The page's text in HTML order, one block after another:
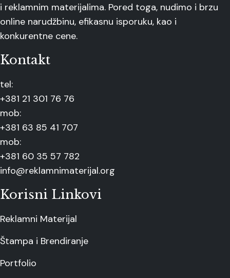
i reklamnim materijalima. Pored toga, nudimo i brzu
online narudžbinu, efikasnu isporuku, kao i
konkurentne cene.
Kontakt
tel:
+381 21 301 76 76
mob:
+381 63 85 41 707
mob:
+381 60 35 57 782
info@reklamnimaterijal.org
Korisni Linkovi
Reklamni Materijal
Štampa i Brendiranje
Portfolio